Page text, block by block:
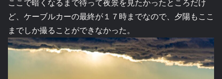
ここで暗くなるまで待って夜景を見たかったところだけ
ど、ケーブルカーの最終が１７時までなので、夕陽もここ
までしか撮ることができなかった。